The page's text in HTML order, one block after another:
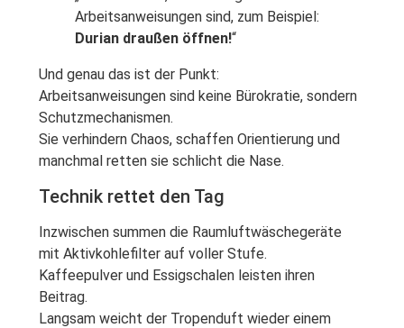
Arbeitsanweisungen sind, zum Beispiel:
Durian draußen öffnen!“
Und genau das ist der Punkt:
Arbeitsanweisungen sind keine Bürokratie, sondern
Schutzmechanismen.
Sie verhindern Chaos, schaffen Orientierung und
manchmal retten sie schlicht die Nase.
Technik rettet den Tag
Inzwischen summen die Raumluftwäschegeräte
mit Aktivkohlefilter auf voller Stufe.
Kaffeepulver und Essigschalen leisten ihren
Beitrag.
Langsam weicht der Tropenduft wieder einem